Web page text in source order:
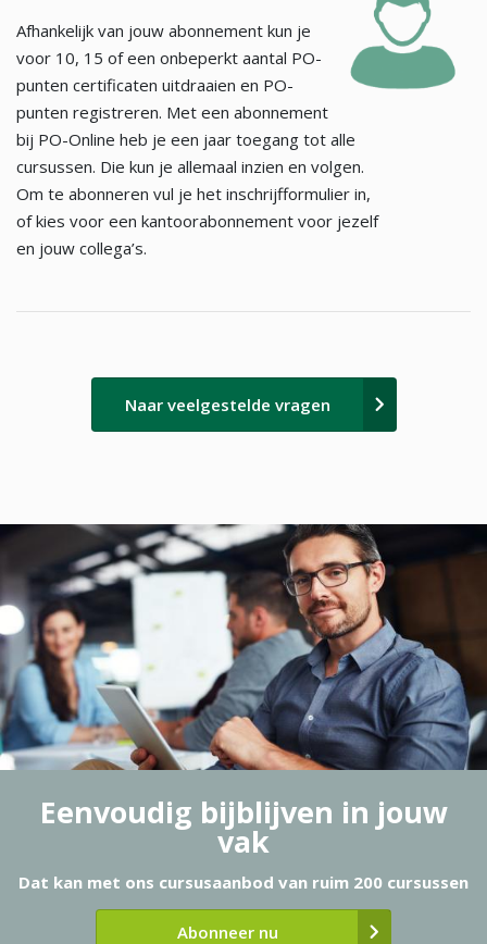
Afhankelijk van jouw abonnement kun je
voor 10, 15 of een onbeperkt aantal PO-
punten certificaten uitdraaien en PO-
punten registreren. Met een abonnement
bij PO-Online heb je een jaar toegang tot alle
cursussen. Die kun je allemaal inzien en volgen.
Om te abonneren vul je het inschrijfformulier in,
of kies voor een kantoorabonnement voor jezelf
en jouw collega’s.
Naar veelgestelde vragen
Eenvoudig bijblijven in jouw
vak
Dat kan met ons cursusaanbod van ruim 200 cursussen
Abonneer nu